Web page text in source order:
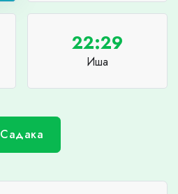
22:29
Иша
Садака